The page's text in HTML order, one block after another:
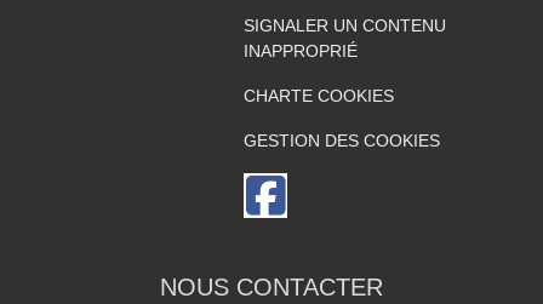
SIGNALER UN CONTENU
INAPPROPRIÉ
CHARTE COOKIES
GESTION DES COOKIES
NOUS CONTACTER